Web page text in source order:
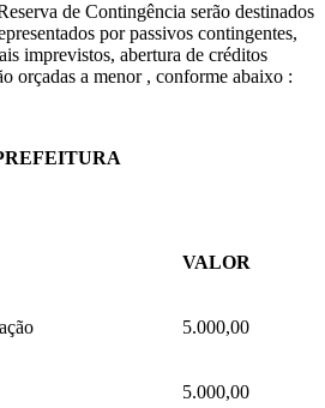
de Contingência serão destinados
por passivos contingentes,
imprevistos, abertura de créditos
orçadas a menor , conforme abaixo :
VALOR
5.000,00
5.000,00